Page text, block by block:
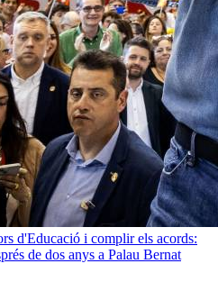
d'Educació i complir els acords:
de dos anys a Palau Bernat